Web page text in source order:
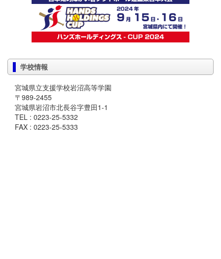
学校情報
宮城県立支援学校岩沼高等学園
〒989-2455
宮城県岩沼市北長谷字豊田1-1
TEL : 0223-25-5332
FAX : 0223-25-5333